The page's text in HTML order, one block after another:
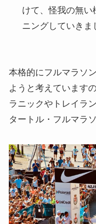
けて、怪我の無い
ニングしていきま
本格的にフルマラソ
ようと考えています
ラニックやトレイラ
タートル・フルマラ